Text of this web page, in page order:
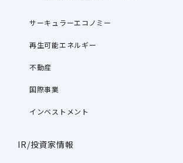
サーキュラーエコノミー
再生可能エネルギー
不動産
国際事業
インベストメント
IR/投資家情報